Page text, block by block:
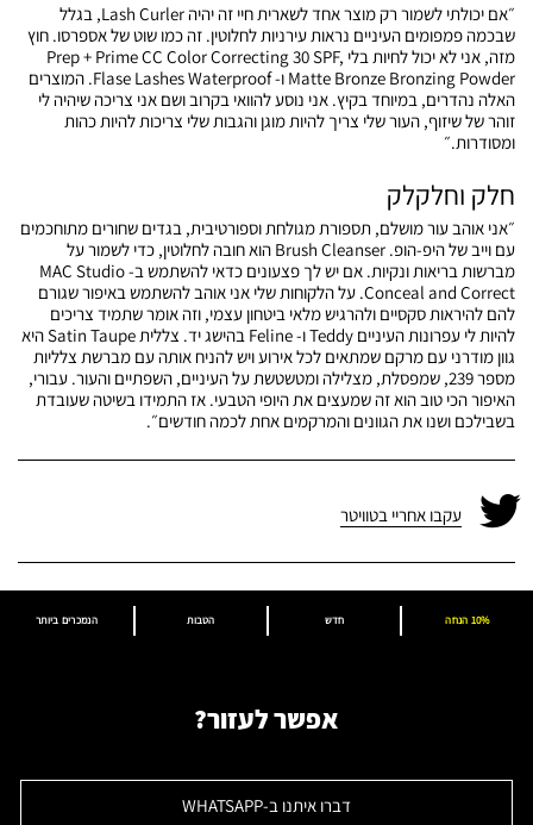
״אם יכולתי לשמור רק מוצר אחד לשארית חיי זה יהיה Lash Curler, בגלל
שבכמה פמפומים העיניים נראות עירניות לחלוטין. זה כמו שוט של אספרסו. חוץ
מזה, אני לא יכול לחיות בלי Prep + Prime CC Color Correcting 30 SPF,
Matte Bronze Bronzing Powder ו- Flase Lashes Waterproof. המוצרים
האלה נהדרים, במיוחד בקיץ. אני נוסע להוואי בקרוב ושם אני צריכה שיהיה לי
זוהר של שיזוף, העור שלי צריך להיות מוגן והגבות שלי צריכות להיות כהות
ומסודרות.״
חלק וחלקלק
״אני אוהב עור מושלם, תספורת מגולחת וספורטיבית, בגדים שחורים מתוחכמים
עם וייב של היפ-הופ. Brush Cleanser הוא חובה לחלוטין, כדי לשמור על
מברשות בריאות ונקיות. אם יש לך פצעונים כדאי להשתמש ב- MAC Studio
Conceal and Correct. על הלקוחות שלי אני אוהב להשתמש באיפור שגורם
להם להיראות סקסיים ולהרגיש מלאי ביטחון עצמי, וזה אומר שתמיד צריכים
להיות לי עפרונות העיניים Teddy ו- Feline בהישג יד. צללית Satin Taupe היא
גוון מודרני עם מרקם שמתאים לכל אירוע ויש להניח אותה עם מברשת צלליות
מספר 239, שמפסלת, מצלילה ומטשטשת על העיניים, השפתיים והעור. עבורי,
האיפור הכי טוב הוא זה שמעצים את היופי הטבעי. אז התמידו בשיטה שעובדת
בשבילכם ושנו את הגוונים והמרקמים אחת לכמה חודשים״.
עקבו אחריי בטוויטר
הנמכרים ביותר הטבות חדש 10% הנחה
אפשר לעזור?
דברו איתנו ב-WHATSAPP